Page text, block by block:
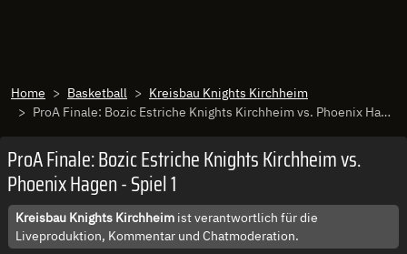
Home Basketball
Kreisbau Knights Kirchheim
ProA Finale: Bozic Estriche Knights Kirchheim vs. Phoenix Hagen - Spiel 1
ProA Finale: Bozic Estriche Knights Kirchheim vs.
Phoenix Hagen - Spiel 1
Kreisbau Knights Kirchheim ist verantwortlich für die
Liveproduktion, Kommentar und Chatmoderation.